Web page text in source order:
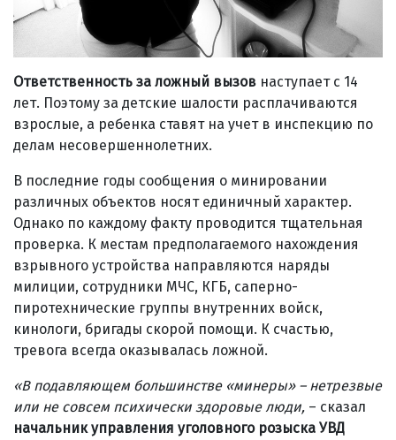
Ответственность за ложный вызов наступает с 14
лет. Поэтому за детские шалости расплачиваются
взрослые, а ребенка ставят на учет в инспекцию по
делам несовершеннолетних.
В последние годы сообщения о минировании
различных объектов носят единичный характер.
Однако по каждому факту проводится тщательная
проверка. К местам предполагаемого нахождения
взрывного устройства направляются наряды
милиции, сотрудники МЧС, КГБ, саперно-
пиротехнические группы внутренних войск,
кинологи, бригады скорой помощи. К счастью,
тревога всегда оказывалась ложной.
«В подавляющем большинстве «минеры» – нетрезвые
или не совсем психически здоровые люди, – сказал
начальник управления уголовного розыска УВД